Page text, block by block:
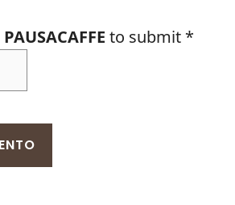
PAUSACAFFE to submit *